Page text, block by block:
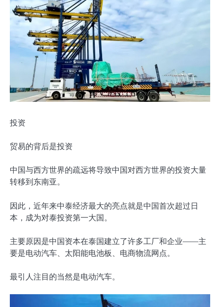
投资
贸易的背后是投资
中国与西方世界的疏远将导致中国对西方世界的投资大量
转移到东南亚。
因此，近年来中泰经济最大的亮点就是中国首次超过日
本，成为对泰投资第一大国。
主要原因是中国资本在泰国建立了许多工厂和企业——主
要是电动汽车、太阳能电池板、电商物流网点。
最引人注目的当然是电动汽车。